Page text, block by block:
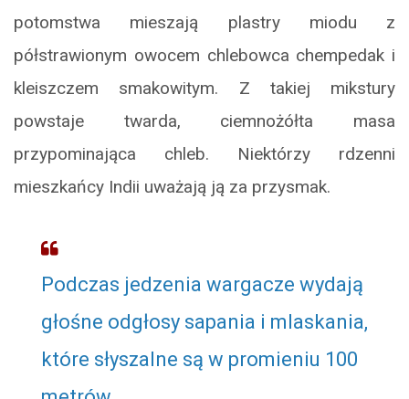
potomstwa mieszają plastry miodu z
półstrawionym owocem chlebowca chempedak i
kleiszczem smakowitym. Z takiej mikstury
powstaje twarda, ciemnożółta masa
przypominająca chleb. Niektórzy rdzenni
mieszkańcy Indii uważają ją za przysmak.
Podczas jedzenia wargacze wydają
głośne odgłosy sapania i mlaskania,
które słyszalne są w promieniu 100